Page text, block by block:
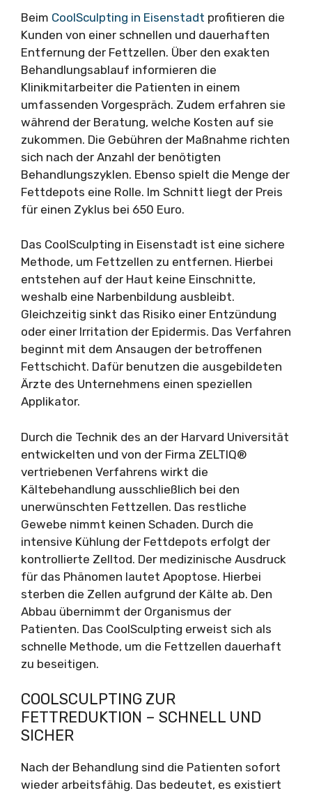
Beim CoolSculpting in Eisenstadt profitieren die
Kunden von einer schnellen und dauerhaften
Entfernung der Fettzellen. Über den exakten
Behandlungsablauf informieren die
Klinikmitarbeiter die Patienten in einem
umfassenden Vorgespräch. Zudem erfahren sie
während der Beratung, welche Kosten auf sie
zukommen. Die Gebühren der Maßnahme richten
sich nach der Anzahl der benötigten
Behandlungszyklen. Ebenso spielt die Menge der
Fettdepots eine Rolle. Im Schnitt liegt der Preis
für einen Zyklus bei 650 Euro.
Das CoolSculpting in Eisenstadt ist eine sichere
Methode, um Fettzellen zu entfernen. Hierbei
entstehen auf der Haut keine Einschnitte,
weshalb eine Narbenbildung ausbleibt.
Gleichzeitig sinkt das Risiko einer Entzündung
oder einer Irritation der Epidermis. Das Verfahren
beginnt mit dem Ansaugen der betroffenen
Fettschicht. Dafür benutzen die ausgebildeten
Ärzte des Unternehmens einen speziellen
Applikator.
Durch die Technik des an der Harvard Universität
entwickelten und von der Firma ZELTIQ®
vertriebenen Verfahrens wirkt die
Kältebehandlung ausschließlich bei den
unerwünschten Fettzellen. Das restliche
Gewebe nimmt keinen Schaden. Durch die
intensive Kühlung der Fettdepots erfolgt der
kontrollierte Zelltod. Der medizinische Ausdruck
für das Phänomen lautet Apoptose. Hierbei
sterben die Zellen aufgrund der Kälte ab. Den
Abbau übernimmt der Organismus der
Patienten. Das CoolSculpting erweist sich als
schnelle Methode, um die Fettzellen dauerhaft
zu beseitigen.
COOLSCULPTING ZUR
FETTREDUKTION – SCHNELL UND
SICHER
Nach der Behandlung sind die Patienten sofort
wieder arbeitsfähig. Das bedeutet, es existiert